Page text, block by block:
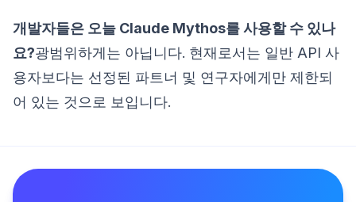
개발자들은 오늘 Claude Mythos를 사용할 수 있나
요?광범위하게는 아닙니다. 현재로서는 일반 API 사
용자보다는 선정된 파트너 및 연구자에게만 제한되
어 있는 것으로 보입니다.